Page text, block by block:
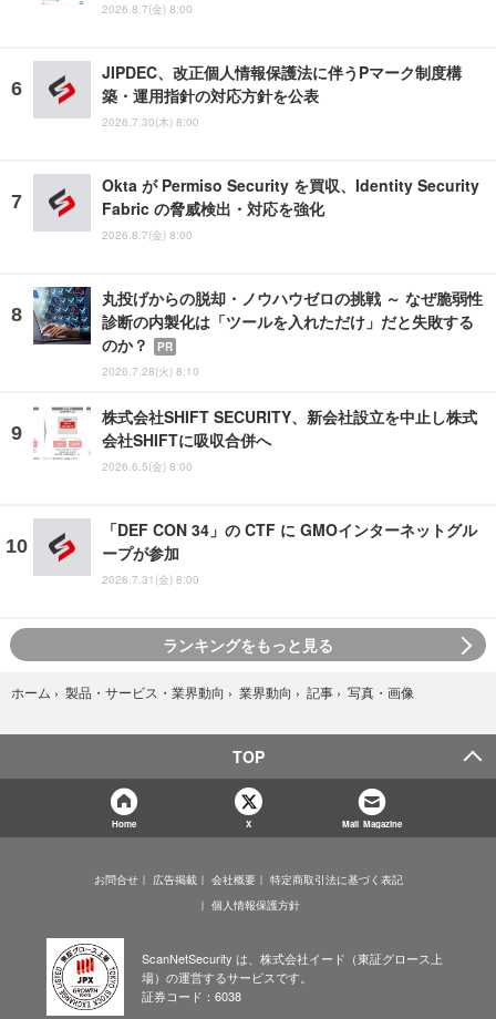
2026.8.7(金) 8:00
JIPDEC、改正個人情報保護法に伴うPマーク制度構
築・運用指針の対応方針を公表
2026.7.30(木) 8:00
Okta が Permiso Security を買収、Identity Security
Fabric の脅威検出・対応を強化
2026.8.7(金) 8:00
丸投げからの脱却・ノウハウゼロの挑戦 ～ なぜ脆弱性
診断の内製化は「ツールを入れただけ」だと失敗する
のか？
PR
2026.7.28(火) 8:10
株式会社SHIFT SECURITY、新会社設立を中止し株式
会社SHIFTに吸収合併へ
2026.6.5(金) 8:00
「DEF CON 34」の CTF に GMOインターネットグル
ープが参加
2026.7.31(金) 8:00
ランキングをもっと見る
ホーム › 製品・サービス・業界動向 › 業界動向 › 記事 › 写真・画像
TOP
Home X Mail Magazine
お問合せ 広告掲載 会社概要
特定商取引法に基づく表記
個人情報保護方針
ScanNetSecurity は、株式会社イード（東証グロース上
場）の運営するサービスです。
証券コード：6038